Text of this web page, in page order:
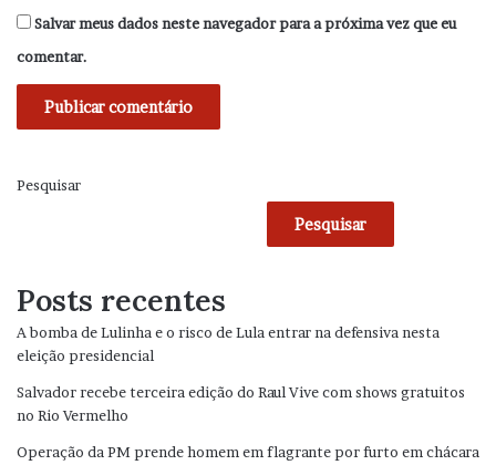
Salvar meus dados neste navegador para a próxima vez que eu
comentar.
Pesquisar
Pesquisar
Posts recentes
A bomba de Lulinha e o risco de Lula entrar na defensiva nesta
eleição presidencial
Salvador recebe terceira edição do Raul Vive com shows gratuitos
no Rio Vermelho
Operação da PM prende homem em flagrante por furto em chácara